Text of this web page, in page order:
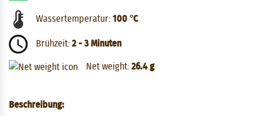
Wassertemperatur: 100 °C
Brühzeit: 2 - 3 Minuten
Net weight: 26.4 g
Beschreibung: